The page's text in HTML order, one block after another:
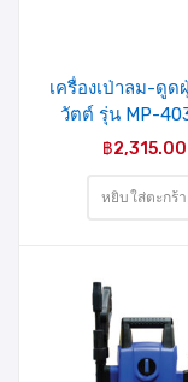
เครื่องเป่าลม-ดูด
วัตต์ รุ่น MP-
009-005)
฿2,315.00
หยิบใส่ตะกร้า